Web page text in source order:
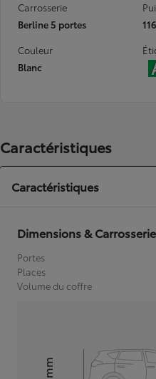
Carrosserie
Berline 5 portes
Couleur
Blanc
Caractéristiques
Caractéristiques
Dimensions & Carrosserie
Portes
Places
Volume du coffre
mm